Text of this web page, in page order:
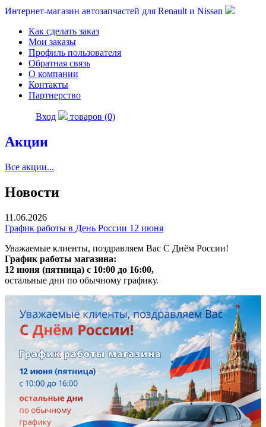
Интернет-магазин автозапчастей для Renault и Nissan
Как сделать заказ
Мои заказы
Профиль пользователя
Обратная связь
О компании
Контакты
Партнерство
Вход товаров (0)
Акции
Все акции...
Новости
11.06.2026
График работы в День России 12 июня
Уважаемые клиенты, поздравляем Вас С Днём России!
График работы магазина:
12 июня (пятница) с 10:00 до 16:00,
остальные дни по обычному графику.